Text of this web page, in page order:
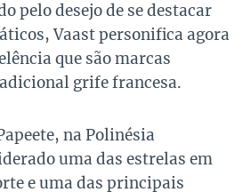
pelo desejo de se destacar
Vaast personifica agora
que são marcas
grife francesa.
na Polinésia
uma das estrelas em
e uma das principais